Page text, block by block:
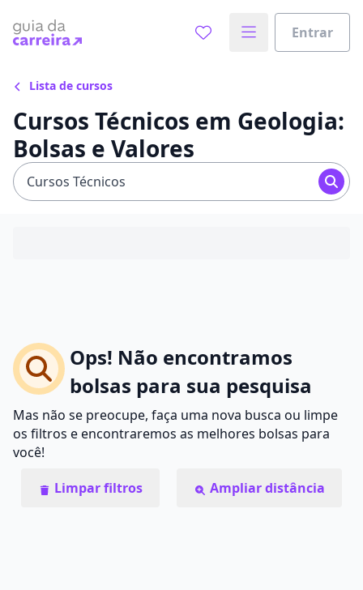
Entrar
Lista de cursos
Cursos Técnicos em Geologia:
Bolsas e Valores
Cursos Técnicos
Ops! Não encontramos
bolsas para sua pesquisa
Mas não se preocupe, faça uma nova busca ou limpe
os filtros e encontraremos as melhores bolsas para
você!
Limpar filtros
Ampliar distância